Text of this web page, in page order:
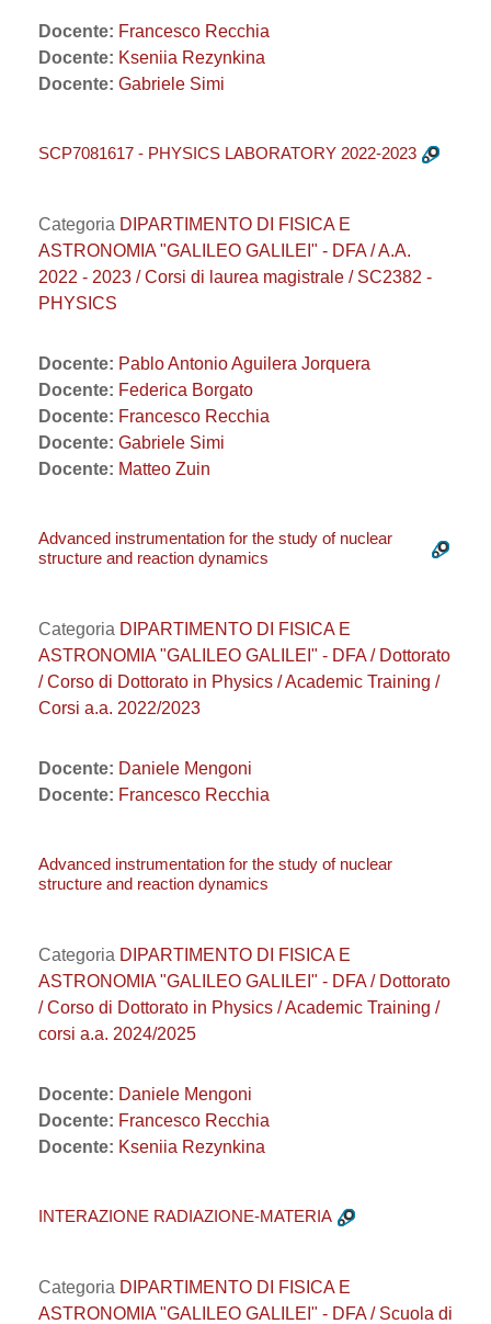
Docente: Francesco Recchia
Docente: Kseniia Rezynkina
Docente: Gabriele Simi
SCP7081617 - PHYSICS LABORATORY 2022-2023
Categoria DIPARTIMENTO DI FISICA E
ASTRONOMIA "GALILEO GALILEI" - DFA / A.A.
2022 - 2023 / Corsi di laurea magistrale / SC2382 -
PHYSICS
Docente: Pablo Antonio Aguilera Jorquera
Docente: Federica Borgato
Docente: Francesco Recchia
Docente: Gabriele Simi
Docente: Matteo Zuin
Advanced instrumentation for the study of nuclear
structure and reaction dynamics
Categoria DIPARTIMENTO DI FISICA E
ASTRONOMIA "GALILEO GALILEI" - DFA / Dottorato
/ Corso di Dottorato in Physics / Academic Training /
Corsi a.a. 2022/2023
Docente: Daniele Mengoni
Docente: Francesco Recchia
Advanced instrumentation for the study of nuclear
structure and reaction dynamics
Categoria DIPARTIMENTO DI FISICA E
ASTRONOMIA "GALILEO GALILEI" - DFA / Dottorato
/ Corso di Dottorato in Physics / Academic Training /
corsi a.a. 2024/2025
Docente: Daniele Mengoni
Docente: Francesco Recchia
Docente: Kseniia Rezynkina
INTERAZIONE RADIAZIONE-MATERIA
Categoria DIPARTIMENTO DI FISICA E
ASTRONOMIA "GALILEO GALILEI" - DFA / Scuola di